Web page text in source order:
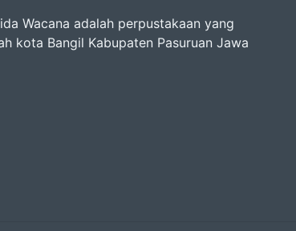
Wacana adalah perpustakaan yang
kota Bangil Kabupaten Pasuruan Jawa